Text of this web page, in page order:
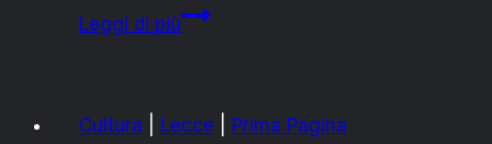
Leggi di piùVOGLIONO
GIU’
Cultura Lecce Prima Pagina